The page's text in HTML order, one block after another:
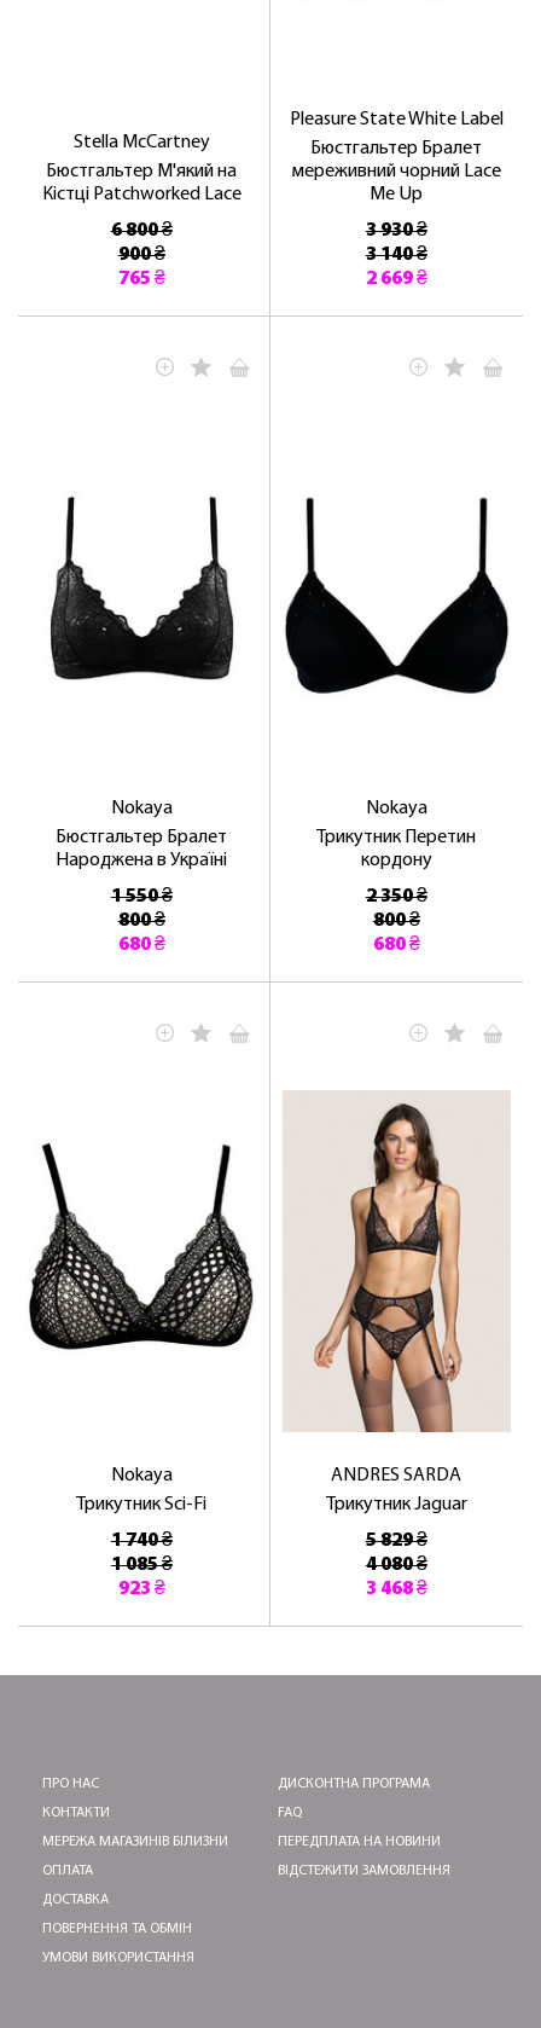
Stella McCartney
Бюстгальтер М'який на
Кістці Patchworked Lace
6 800 ₴
900 ₴
765 ₴
Pleasure State White Label
Бюстгальтер Бралет
мереживний чорний Lace
Me Up
3 930 ₴
3 140 ₴
2 669 ₴
Nokaya
Бюстгальтер Бралет
Народжена в Україні
1 550 ₴
800 ₴
680 ₴
Nokaya
Трикутник Перетин
кордону
2 350 ₴
800 ₴
680 ₴
Nokaya
Трикутник Sci-Fi
1 740 ₴
1 085 ₴
923 ₴
ANDRES SARDA
Трикутник Jaguar
5 829 ₴
4 080 ₴
3 468 ₴
ПРО НАС
КОНТАКТИ
МЕРЕЖА МАГАЗИНІВ БІЛИЗНИ
ОПЛАТА
ДОСТАВКА
ПОВЕРНЕННЯ ТА ОБМІН
УМОВИ ВИКОРИСТАННЯ
ДИСКОНТНА ПРОГРАМА
FAQ
ПЕРЕДПЛАТА НА НОВИНИ
ВІДСТЕЖИТИ ЗАМОВЛЕННЯ
ОТРИМАТИ!